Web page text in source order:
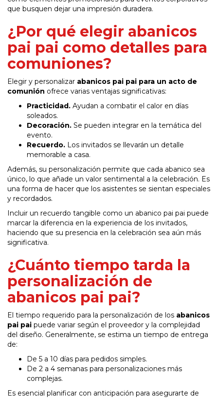
que busquen dejar una impresión duradera.
¿Por qué elegir abanicos
pai pai como detalles para
comuniones?
Elegir y personalizar abanicos pai pai para un acto de
comunión ofrece varias ventajas significativas:
Practicidad. Ayudan a combatir el calor en días
soleados.
Decoración. Se pueden integrar en la temática del
evento.
Recuerdo. Los invitados se llevarán un detalle
memorable a casa.
Además, su personalización permite que cada abanico sea
único, lo que añade un valor sentimental a la celebración. Es
una forma de hacer que los asistentes se sientan especiales
y recordados.
Incluir un recuerdo tangible como un abanico pai pai puede
marcar la diferencia en la experiencia de los invitados,
haciendo que su presencia en la celebración sea aún más
significativa.
¿Cuánto tiempo tarda la
personalización de
abanicos pai pai?
El tiempo requerido para la personalización de los abanicos
pai pai puede variar según el proveedor y la complejidad
del diseño. Generalmente, se estima un tiempo de entrega
de:
De 5 a 10 días para pedidos simples.
De 2 a 4 semanas para personalizaciones más
complejas.
Es esencial planificar con anticipación para asegurarte de